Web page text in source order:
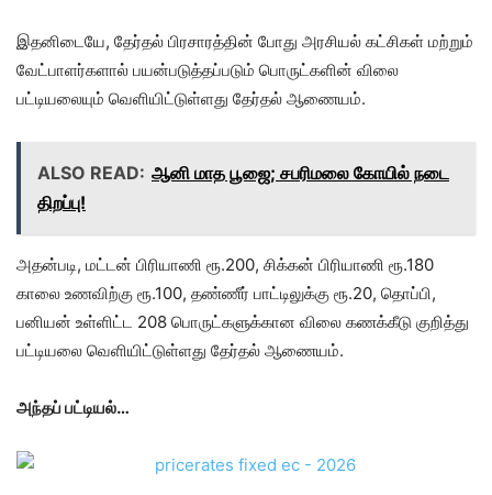
இதனிடையே, தேர்தல் பிரசாரத்தின் போது அரசியல் கட்சிகள் மற்றும்
வேட்பாளர்களால் பயன்படுத்தப்படும் பொருட்களின் விலை
பட்டியலையும் வெளியிட்டுள்ளது தேர்தல் ஆணையம்.
ALSO READ: ஆனி மாத பூஜை; சபரிமலை கோயில் நடை
திறப்பு!
அதன்படி, மட்டன் பிரியாணி ரூ.200, சிக்கன் பிரியாணி ரூ.180
காலை உணவிற்கு ரூ.100, தண்ணீர் பாட்டிலுக்கு ரூ.20, தொப்பி,
பனியன் உள்ளிட்ட 208 பொருட்களுக்கான விலை கணக்கீடு குறித்து
பட்டியலை வெளியிட்டுள்ளது தேர்தல் ஆணையம்.
அந்தப் பட்டியல்…